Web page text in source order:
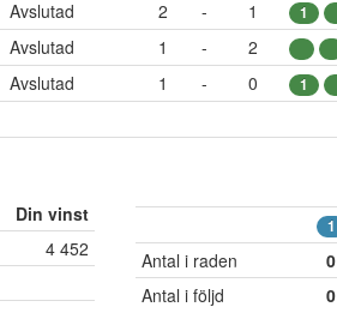
Avslutad 2 - 1 1
Avslutad 1 - 2
Avslutad 1 - 0 1
Din vinst
4 452
1
Antal i raden 0
Antal i följd
0